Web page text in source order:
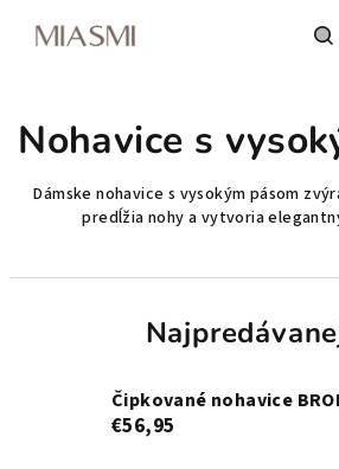
Nohavice s
Dámske nohavice s vysokým pásom
predĺžia nohy a vytvoria
Čipkované nohavice
€56,95